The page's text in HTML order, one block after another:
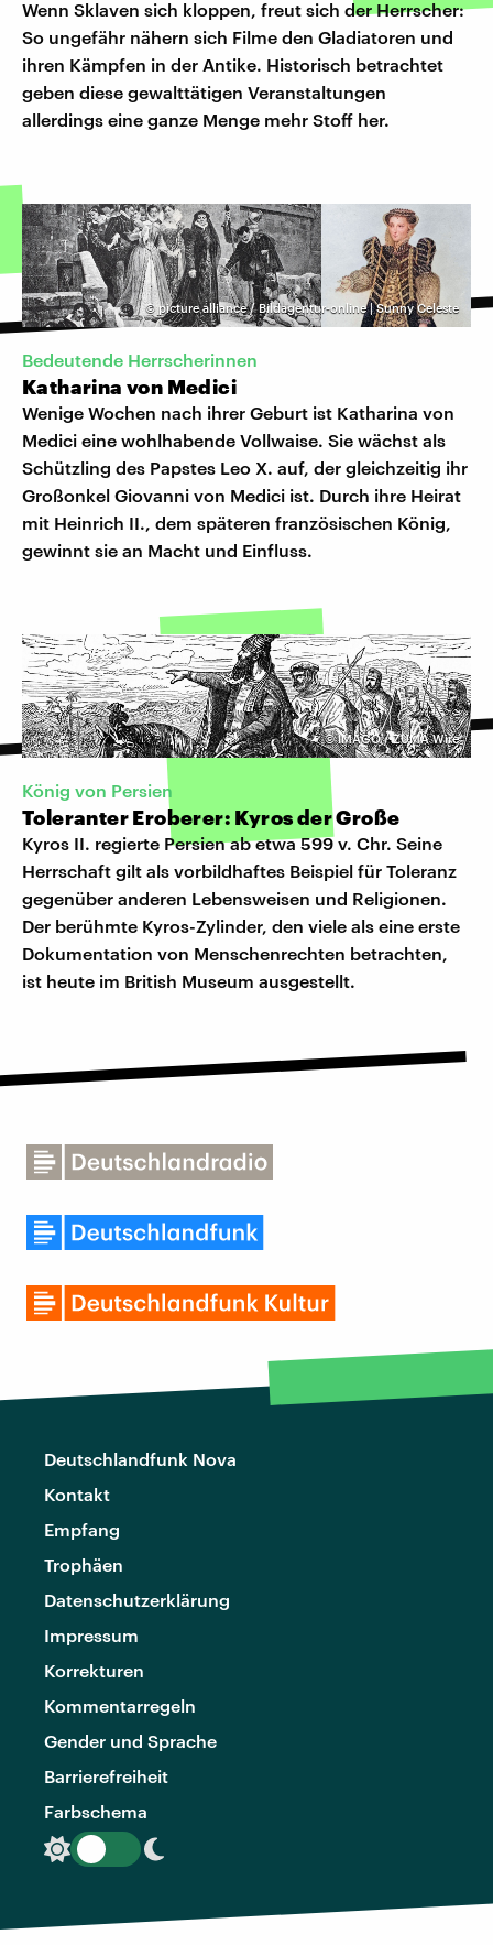
Wenn Sklaven sich kloppen, freut sich der Herrscher:
So ungefähr nähern sich Filme den Gladiatoren und
ihren Kämpfen in der Antike. Historisch betrachtet
geben diese gewalttätigen Veranstaltungen
allerdings eine ganze Menge mehr Stoff her.
©picture alliance / Bildagentur-online | Sunny Celeste
Bedeutende Herrscherinnen
Katharina von Medici
Wenige Wochen nach ihrer Geburt ist Katharina von
Medici eine wohlhabende Vollwaise. Sie wächst als
Schützling des Papstes Leo X. auf, der gleichzeitig ihr
Großonkel Giovanni von Medici ist. Durch ihre Heirat
mit Heinrich II., dem späteren französischen König,
gewinnt sie an Macht und Einfluss.
©IMAGO / ZUMA Wire
König von Persien
Toleranter Eroberer: Kyros der Große
Kyros II. regierte Persien ab etwa 599 v. Chr. Seine
Herrschaft gilt als vorbildhaftes Beispiel für Toleranz
gegenüber anderen Lebensweisen und Religionen.
Der berühmte Kyros-Zylinder, den viele als eine erste
Dokumentation von Menschenrechten betrachten,
ist heute im British Museum ausgestellt.
Deutschlandfunk Nova
Kontakt
Empfang
Trophäen
Datenschutzerklärung
Impressum
Korrekturen
Kommentarregeln
Gender und Sprache
Barrierefreiheit
Farbschema